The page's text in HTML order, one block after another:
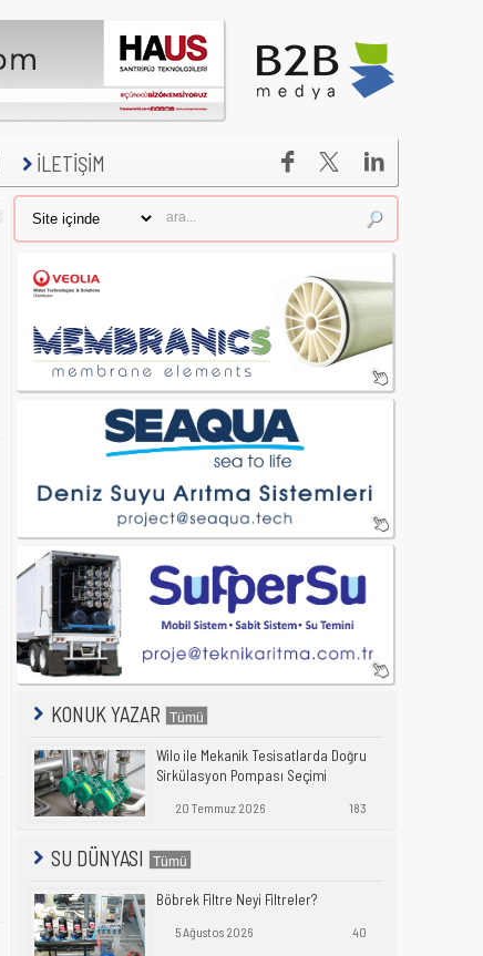
İLETİŞİM 

KONUK YAZAR
Wilo ile Mekanik Tesisatlarda Doğru
Sirkülasyon Pompası Seçimi
20 Temmuz 2026 183
SU DÜNYASI
Böbrek Filtre Neyi Filtreler?
5 Ağustos 2026 40